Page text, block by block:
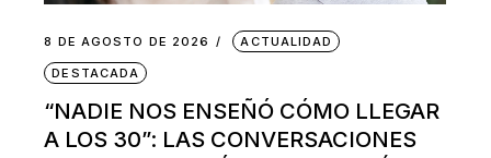
8 DE AGOSTO DE 2026 ACTUALIDAD
DESTACADA
“NADIE NOS ENSEÑÓ CÓMO LLEGAR
A LOS 30”: LAS CONVERSACIONES